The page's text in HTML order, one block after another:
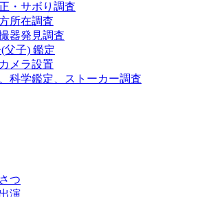
・サボり調査
所在調査
器発見調査
父子) 鑑定
メラ設置
科学鑑定、ストーカー調査
つ
演